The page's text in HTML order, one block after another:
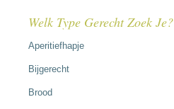
Welk Type Gerecht Zoek Je?
Aperitiefhapje
Bijgerecht
Brood